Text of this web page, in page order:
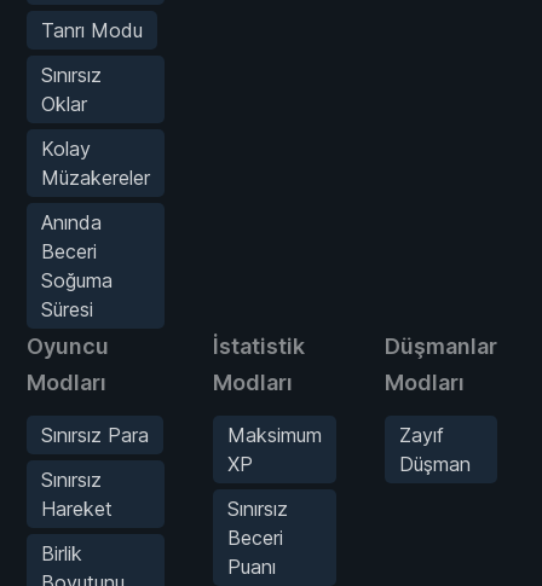
Tanrı Modu
Sınırsız
Oklar
Kolay
Müzakereler
Anında
Beceri
Soğuma
Süresi
Oyuncu
Modları
Sınırsız Para
Sınırsız
Hareket
Birlik
İstatistik
Modları
Maksimum
XP
Sınırsız
Beceri
Puanı
Düşmanlar
Modları
Zayıf
Düşman